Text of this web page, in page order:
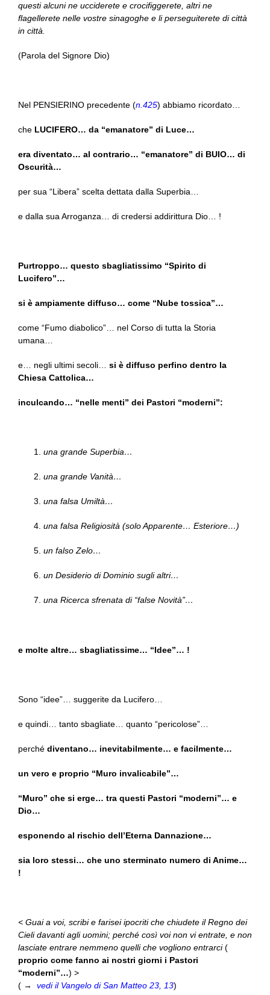
questi alcuni ne ucciderete e crocifiggerete, altri ne
flagellerete nelle vostre sinagoghe e li perseguiterete di città
in città.
(Parola del Signore Dio)
Nel PENSIERINO precedente (n.425) abbiamo ricordato…
che LUCIFERO… da “emanatore” di Luce…
era diventato… al contrario… “emanatore” di BUIO… di
Oscurità…
per sua “Libera” scelta dettata dalla Superbia…
e dalla sua Arroganza… di credersi addirittura Dio… !
Purtroppo… questo sbagliatissimo “Spirito di
Lucifero”…
si è ampiamente diffuso… come “Nube tossica”…
come “Fumo diabolico”… nel Corso di tutta la Storia
umana…
e… negli ultimi secoli…
si è diffuso perfino dentro la
Chiesa Cattolica…
inculcando… “nelle menti” dei Pastori “moderni”:
una grande Superbia…
una grande Vanità…
una falsa Umiltà…
una falsa Religiosità (solo Apparente… Esteriore…)
un falso Zelo…
un Desiderio di Dominio sugli altri…
una Ricerca sfrenata di “false Novità”…
e molte altre… sbagliatissime… “Idee”… !
Sono “idee”… suggerite da Lucifero…
e quindi… tanto sbagliate… quanto “pericolose”…
perché diventano… inevitabilmente… e facilmente…
un vero e proprio “Muro invalicabile”…
“Muro” che si erge… tra questi Pastori “moderni”… e
Dio…
esponendo al rischio dell’Eterna Dannazione…
sia loro stessi… che uno sterminato numero di Anime…
!
< Guai a voi, scribi e farisei ipocriti che chiudete il Regno dei
Cieli davanti agli uomini; perché così voi non vi entrate, e non
lasciate entrare nemmeno quelli che vogliono entrarci(
proprio come fanno ai nostri giorni i Pastori
“moderni”…) >
( → vedi il Vangelo di San Matteo 23, 13)